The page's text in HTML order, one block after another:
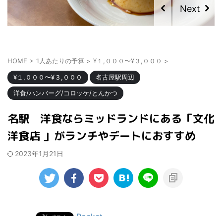
HOME > 1人あたりの予算 > ¥１,０００〜¥３,０００ >
¥１,０００〜¥３,０００
名古屋駅周辺
洋食/ハンバーグ/コロッケ/とんかつ
名駅 洋食ならミッドランドにある「文化
洋食店 」がランチやデートにおすすめ
2023年1月21日